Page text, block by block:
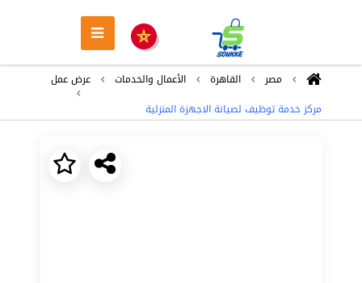
مصر القاهرة اﻷعمال والخدمات
عرض عمل
مركز خدمة توظيف لصيانة الاجهزة المنزلية